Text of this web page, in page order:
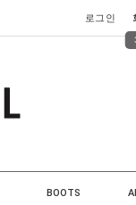
로그인
BOOTS